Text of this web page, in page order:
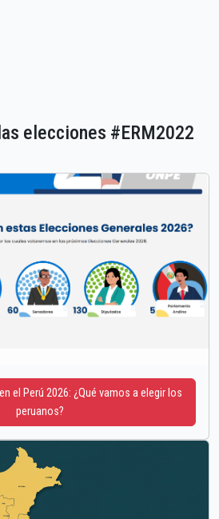
elecciones #ERM2022
el Perú 2026: ¿Qué vamos a elegir los
peruanos?